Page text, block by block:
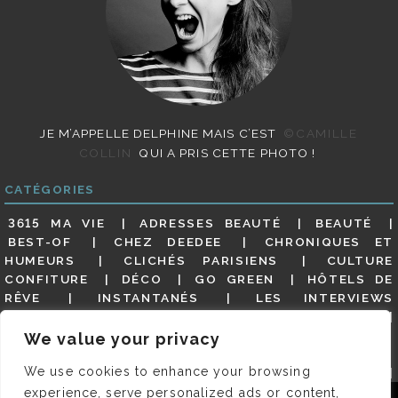
We value your privacy
We use cookies to enhance your browsing
experience, serve personalized ads or content,
JE M’APPELLE DELPHINE MAIS C’EST
©CAMILLE
COLLIN
QUI A PRIS CETTE PHOTO !
CATÉGORIES
3615 MA VIE ADRESSES BEAUTÉ
BEAUTÉ
BEST-OF
CHEZ DEEDEE
CHRONIQUES ET
HUMEURS
CLICHÉS PARISIENS
CULTURE
CONFITURE
DÉCO GO GREEN
HÔTELS DE
RÊVE
INSTANTANÉS
LES INTERVIEWS
MES ADRESSES
MODE NON CLASSÉ
GUIDE
PARIS EN PHOTOS
RESTAURANTS
REVUE DE PRESSE DÉTAILLÉE, SIOU PLAIT